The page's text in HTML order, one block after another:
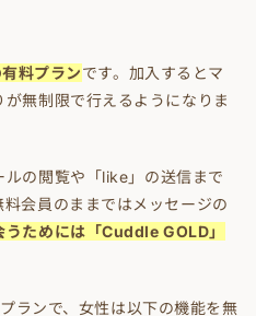
料プランです。加入するとマ
無制限で行えるようになりま
の閲覧や「like」の送信まで
会員のままではメッセージの
うためには「Cuddle GOLD」
ランで、女性は以下の機能を無